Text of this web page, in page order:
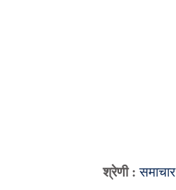
श्रेणी :समाचार